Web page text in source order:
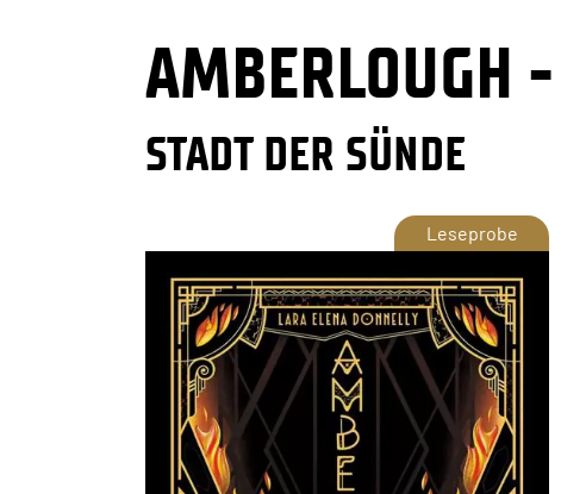
AMBERLOUGH
STADT DER SÜNDE
Leseprobe